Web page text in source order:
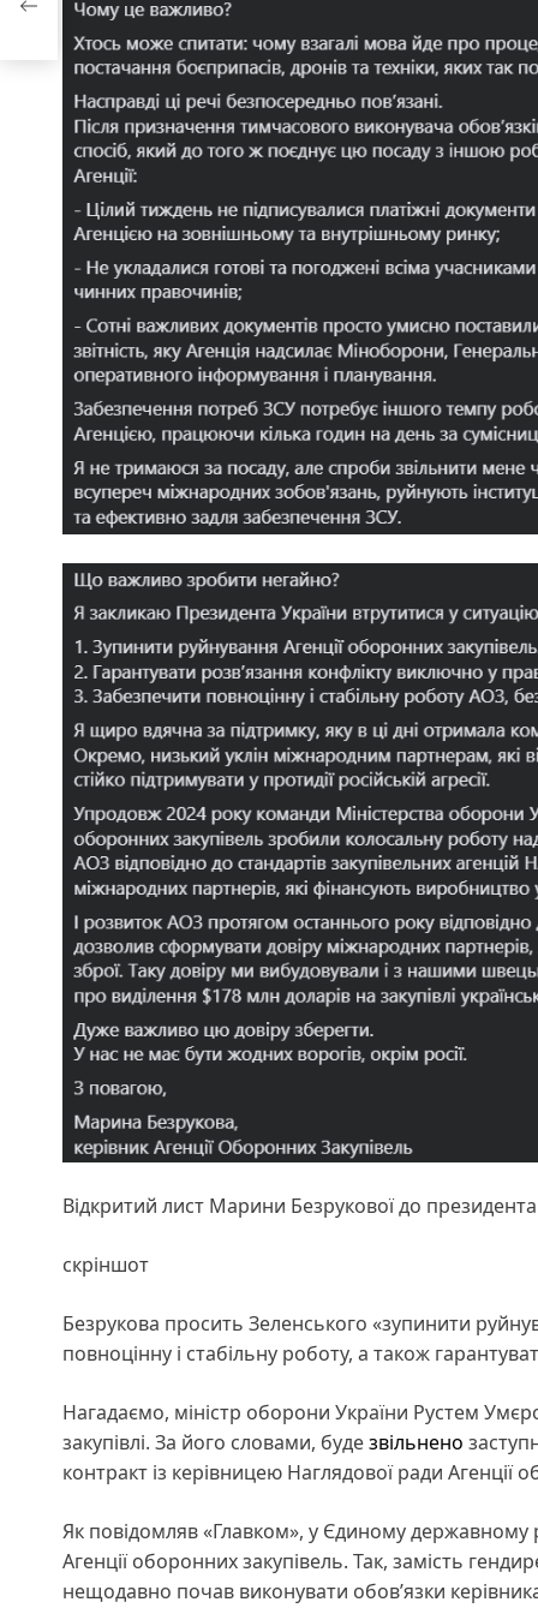
Відкритий лист Марини Безрукової до
скріншот
Безрукова просить Зеленського «зупинити
повноцінну і стабільну роботу, а також
Нагадаємо, міністр оборони України Рустем
закупівлі. За його словами, будезвільнено
контракт із керівницею Наглядової ради
Як повідомляв «Главком», у Єдиному державному
Агенції оборонних закупівель. Так, замість
нещодавно почав виконувати обов’язки